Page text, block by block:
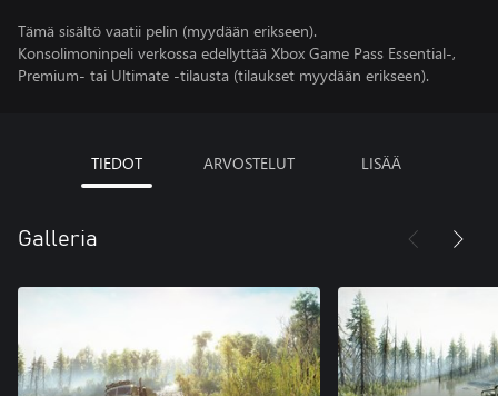
Tämä sisältö vaatii pelin (myydään erikseen).
Konsolimoninpeli verkossa edellyttää Xbox Game Pass Essential-,
Premium- tai Ultimate -tilausta (tilaukset myydään erikseen).
TIEDOT ARVOSTELUT LISÄÄ
Galleria